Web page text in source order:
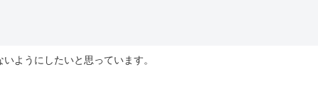
ようにしたいと思っています。